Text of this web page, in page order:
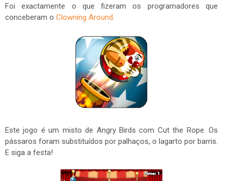
Foi exactamente o que fizeram os programadores que
conceberam o Clowning Around.
Este jogo é um misto de Angry Birds com Cut the Rope. Os
pássaros foram substituídos por palhaços, o lagarto por barris.
E siga a festa!